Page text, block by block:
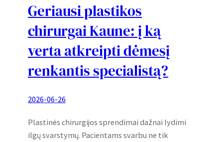
Geriausi plastikos
chirurgai Kaune: į ką
verta atkreipti dėmesį
renkantis specialistą?
2026-06-26
Plastinės chirurgijos sprendimai dažnai lydimi
ilgų svarstymų. Pacientams svarbu ne tik